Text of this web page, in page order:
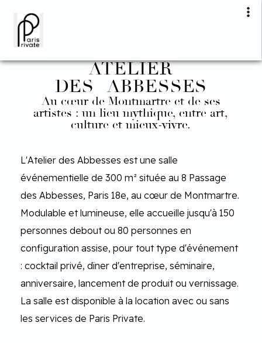
ATELIER
DES ABBESSES
Au cœur de Montmartre et de ses
artistes : un lieu mythique, entre art,
culture et mieux-vivre.
L'Atelier des Abbesses est une salle
événementielle de 300 m² située au 8 Passage
des Abbesses, Paris 18e, au cœur de Montmartre.
Modulable et lumineuse, elle accueille jusqu'à 150
personnes debout ou 80 personnes en
configuration assise, pour tout type d'événement
: cocktail privé, dîner d'entreprise, séminaire,
anniversaire, lancement de produit ou vernissage.
La salle est disponible à la location avec ou sans
les services de Paris Private.